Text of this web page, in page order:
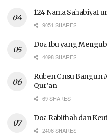
124 Nama Sahabiyat
9051 SHARES
Doa Ibu yang
4098 SHARES
Ruben Onsu Bangun
Qur’an
69 SHARES
Doa Rabithah dan
2406 SHARES